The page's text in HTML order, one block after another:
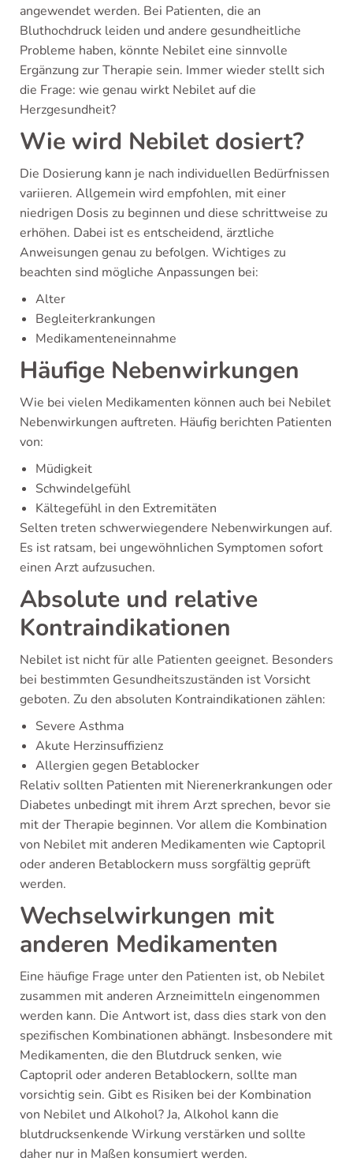
angewendet werden. Bei Patienten, die an
Bluthochdruck leiden und andere gesundheitliche
Probleme haben, könnte Nebilet eine sinnvolle
Ergänzung zur Therapie sein. Immer wieder stellt sich
die Frage: wie genau wirkt Nebilet auf die
Herzgesundheit?
Wie wird Nebilet dosiert?
Die Dosierung kann je nach individuellen Bedürfnissen
variieren. Allgemein wird empfohlen, mit einer
niedrigen Dosis zu beginnen und diese schrittweise zu
erhöhen. Dabei ist es entscheidend, ärztliche
Anweisungen genau zu befolgen. Wichtiges zu
beachten sind mögliche Anpassungen bei:
Alter
Begleiterkrankungen
Medikamenteneinnahme
Häufige Nebenwirkungen
Wie bei vielen Medikamenten können auch bei Nebilet
Nebenwirkungen auftreten. Häufig berichten Patienten
von:
Müdigkeit
Schwindelgefühl
Kältegefühl in den Extremitäten
Selten treten schwerwiegendere Nebenwirkungen auf.
Es ist ratsam, bei ungewöhnlichen Symptomen sofort
einen Arzt aufzusuchen.
Absolute und relative
Kontraindikationen
Nebilet ist nicht für alle Patienten geeignet. Besonders
bei bestimmten Gesundheitszuständen ist Vorsicht
geboten. Zu den absoluten Kontraindikationen zählen:
Severe Asthma
Akute Herzinsuffizienz
Allergien gegen Betablocker
Relativ sollten Patienten mit Nierenerkrankungen oder
Diabetes unbedingt mit ihrem Arzt sprechen, bevor sie
mit der Therapie beginnen. Vor allem die Kombination
von Nebilet mit anderen Medikamenten wie Captopril
oder anderen Betablockern muss sorgfältig geprüft
werden.
Wechselwirkungen mit
anderen Medikamenten
Eine häufige Frage unter den Patienten ist, ob Nebilet
zusammen mit anderen Arzneimitteln eingenommen
werden kann. Die Antwort ist, dass dies stark von den
spezifischen Kombinationen abhängt. Insbesondere mit
Medikamenten, die den Blutdruck senken, wie
Captopril oder anderen Betablockern, sollte man
vorsichtig sein. Gibt es Risiken bei der Kombination
von Nebilet und Alkohol? Ja, Alkohol kann die
blutdrucksenkende Wirkung verstärken und sollte
daher nur in Maßen konsumiert werden.